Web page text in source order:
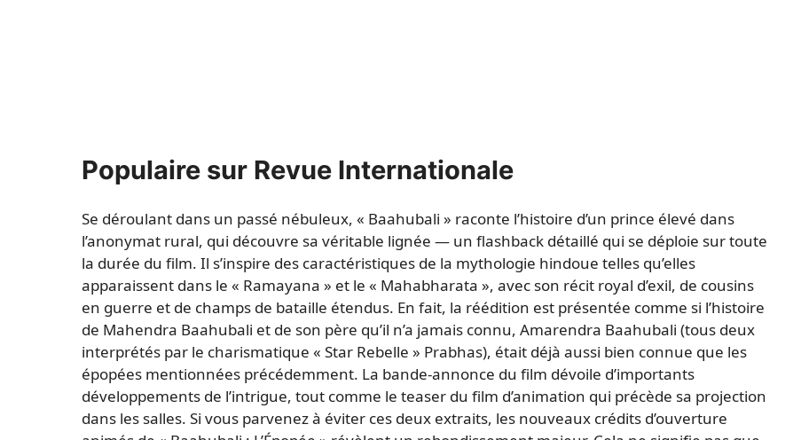
Populaire sur Revue Internationale
Se déroulant dans un passé nébuleux, « Baahubali » raconte l’histoire d’un prince élevé dans
l’anonymat rural, qui découvre sa véritable lignée — un flashback détaillé qui se déploie sur toute
la durée du film. Il s’inspire des caractéristiques de la mythologie hindoue telles qu’elles
apparaissent dans le « Ramayana » et le « Mahabharata », avec son récit royal d’exil, de cousins
en guerre et de champs de bataille étendus. En fait, la réédition est présentée comme si l’histoire
de Mahendra Baahubali et de son père qu’il n’a jamais connu, Amarendra Baahubali (tous deux
interprétés par le charismatique « Star Rebelle » Prabhas), était déjà aussi bien connue que les
épopées mentionnées précédemment. La bande-annonce du film dévoile d’importants
développements de l’intrigue, tout comme le teaser du film d’animation qui précède sa projection
dans les salles. Si vous parvenez à éviter ces deux extraits, les nouveaux crédits d’ouverture